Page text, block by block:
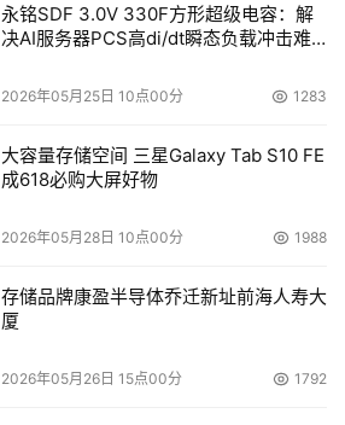
永铭SDF 3.0V 330F方形超级电容：解
决AI服务器PCS高di/dt瞬态负载冲击难
2026年05月25日 10点00分 1283
大容量存储空间 三星Galaxy Tab S10 FE
成618必购大屏好物
2026年05月28日 10点00分 1988
存储品牌康盈半导体乔迁新址前海人寿大
厦
2026年05月26日 15点00分 1792